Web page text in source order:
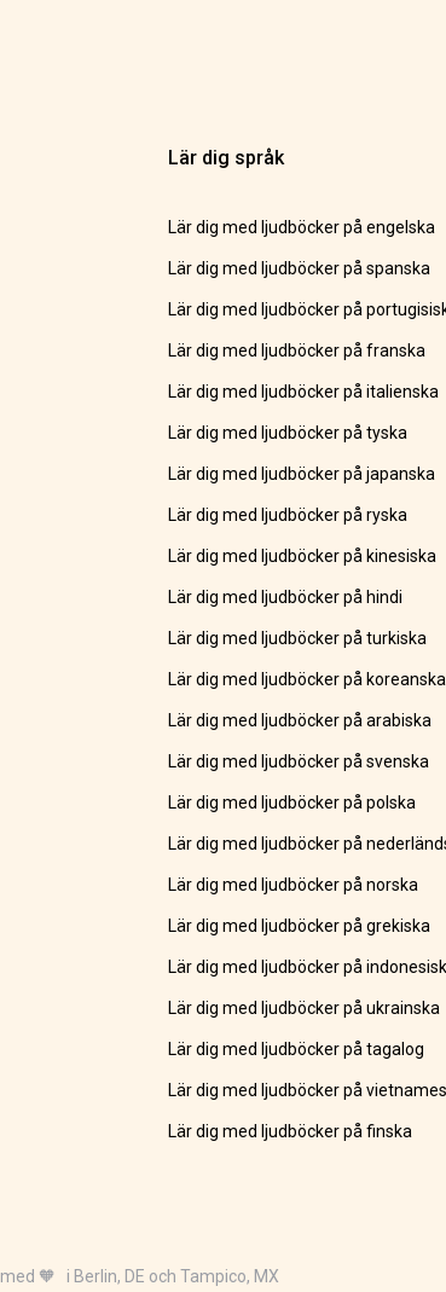
Lär dig språk
Lär dig med ljudböcker på engelska
Lär dig med ljudböcker på spanska
Lär dig med ljudböcker på
Lär dig med ljudböcker på franska
Lär dig med ljudböcker på italienska
Lär dig med ljudböcker på tyska
Lär dig med ljudböcker på japanska
Lär dig med ljudböcker på ryska
Lär dig med ljudböcker på kinesiska
Lär dig med ljudböcker på hindi
Lär dig med ljudböcker på turkiska
Lär dig med ljudböcker på koreanska
Lär dig med ljudböcker på arabiska
Lär dig med ljudböcker på svenska
Lär dig med ljudböcker på polska
Lär dig med ljudböcker på
Lär dig med ljudböcker på norska
Lär dig med ljudböcker på grekiska
Lär dig med ljudböcker på
Lär dig med ljudböcker på ukrainska
Lär dig med ljudböcker på tagalog
Lär dig med ljudböcker på
Lär dig med ljudböcker på finska
🧡 i Berlin, DE och Tampico, MX